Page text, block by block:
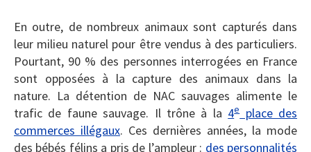
En outre, de nombreux animaux sont capturés dans
leur milieu naturel pour être vendus à des particuliers.
Pourtant, 90 % des personnes interrogées en France
sont opposées à la capture des animaux dans la
nature. La détention de NAC sauvages alimente le
trafic de faune sauvage. Il trône à la 4eplace des
commerces illégaux. Ces dernières années, la mode
des bébés félins a pris de l’ampleur : des personnalités